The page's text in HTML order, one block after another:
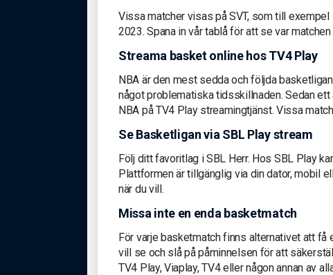
Vissa matcher visas på SVT, som till
2023. Spana in vår tablå för att se var
Streama basket online hos TV4 Play
NBA är den mest sedda och följda
något problematiska tidsskillnaden. Sedan
NBA på TV4 Play streamingtjänst. Vissa
Se Basketligan via SBL Play stream
Följ ditt favoritlag i SBL Herr. Hos SBL Play
Plattformen är tillgänglig via din dator, mobil
när du vill.
Missa inte en enda basketmatch
För varje basketmatch finns alternativet att få
vill se och slå på påminnelsen för att
TV4 Play, Viaplay, TV4 eller någon annan av